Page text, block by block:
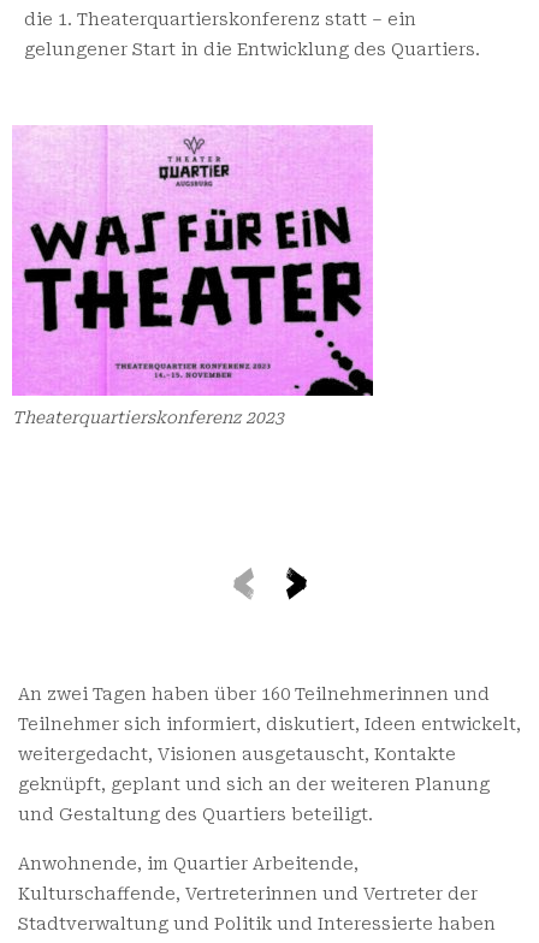
die 1. Theaterquartierskonferenz statt – ein
gelungener Start in die Entwicklung des Quartiers.
Theaterquartierskonferenz 2023
An zwei Tagen haben über 160 Teilnehmerinnen und
Teilnehmer sich informiert, diskutiert, Ideen entwickelt,
weitergedacht, Visionen ausgetauscht, Kontakte
geknüpft, geplant und sich an der weiteren Planung
und Gestaltung des Quartiers beteiligt.
Anwohnende, im Quartier Arbeitende,
Kulturschaffende, Vertreterinnen und Vertreter der
Stadtverwaltung und Politik und Interessierte haben